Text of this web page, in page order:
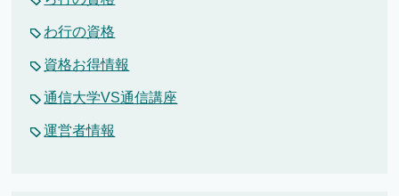
わ行の資格
資格お得情報
通信大学VS通信講座
運営者情報